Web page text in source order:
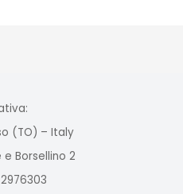
(TO) – Italy
e Borsellino 2
2976303